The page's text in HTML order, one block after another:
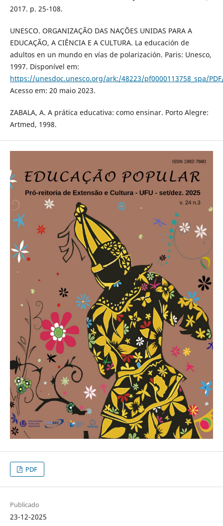
2017. p. 25-108.
UNESCO. ORGANIZAÇÃO DAS NAÇÕES UNIDAS PARA A
EDUCAÇÃO, A CIÊNCIA E A CULTURA. La educación de
adultos en un mundo en vías de polarización. Paris: Unesco,
1997. Disponível em:
https://unesdoc.unesco.org/ark:/48223/pf0000113758_spa/
Acesso em: 20 maio 2023.
ZABALA, A. A prática educativa: como ensinar. Porto Alegre:
Artmed, 1998.
PDF
Publicado
23-12-2025